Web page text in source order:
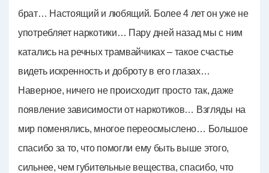
брат… Настоящий и любящий. Более 4 лет он уже не
употребляет наркотики… Пару дней назад мы с ним
катались на речных трамвайчиках – такое счастье
видеть искренность и доброту в его глазах…
Наверное, ничего не происходит просто так, даже
появление зависимости от наркотиков… Взгляды на
мир поменялись, многое переосмыслено… Большое
спасибо за то, что помогли ему быть выше этого,
сильнее, чем губительные вещества, спасибо, что